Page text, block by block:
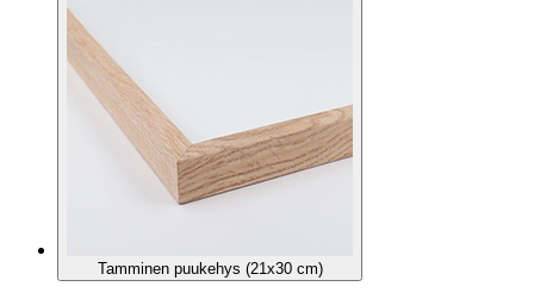
Tamminen puukehys (21x30 cm)